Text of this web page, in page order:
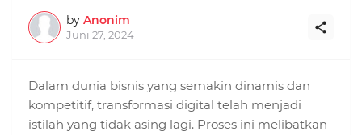
by Anonim
Juni 27, 2024
Dalam dunia bisnis yang semakin dinamis dan
kompetitif, transformasi digital telah menjadi
istilah yang tidak asing lagi. Proses ini melibatkan